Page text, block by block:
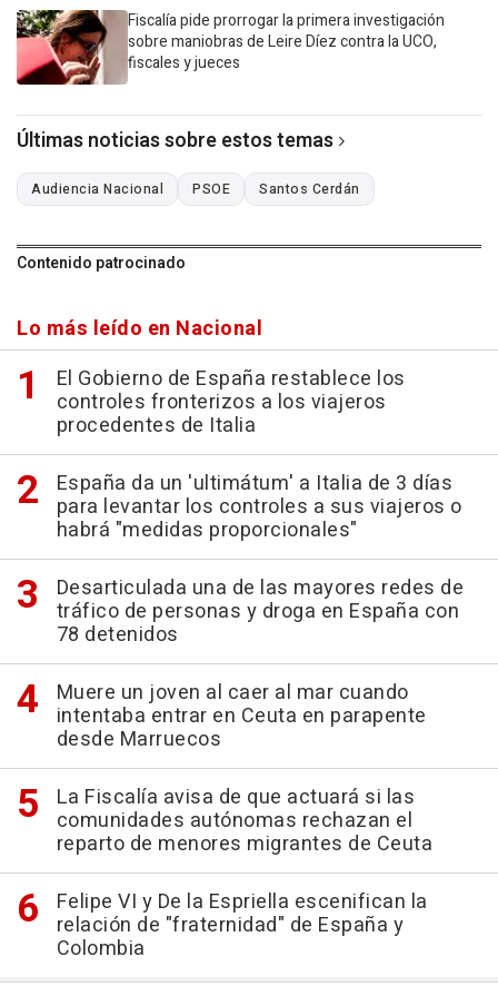
Fiscalía pide prorrogar la primera investigación
sobre maniobras de Leire Díez contra la UCO,
fiscales y jueces
Últimas noticias sobre estos temas
Audiencia Nacional PSOE Santos Cerdán
Contenido patrocinado
Lo más leído en Nacional
El Gobierno de España restablece los
controles fronterizos a los viajeros
procedentes de Italia
España da un 'ultimátum' a Italia de 3 días
para levantar los controles a sus viajeros o
habrá "medidas proporcionales"
Desarticulada una de las mayores redes de
tráfico de personas y droga en España con
78 detenidos
Muere un joven al caer al mar cuando
intentaba entrar en Ceuta en parapente
desde Marruecos
La Fiscalía avisa de que actuará si las
comunidades autónomas rechazan el
reparto de menores migrantes de Ceuta
Felipe VI y De la Espriella escenifican la
relación de "fraternidad" de España y
Colombia